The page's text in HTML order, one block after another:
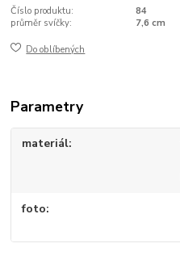
Číslo produktu:
84
průměr svíčky:
7,6 cm
Do oblíbených
Parametry
materiál
foto